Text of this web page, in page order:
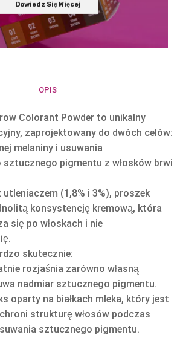
Dowiedz Się Więcej
OPIS
Colorant Powder to unikalny
zaprojektowany do dwóch celów:
melaniny i usuwania
pigmentu z włosków brwi
(1,8% i 3%), proszek
konsystencję kremową, która
się po włoskach i nie
skutecznie:
rozjaśnia zarówno własną
nadmiar sztucznego pigmentu.
oparty na białkach mleka, który jest
strukturę włosów podczas
sztucznego pigmentu.